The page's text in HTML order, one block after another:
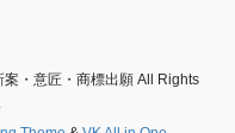
・意匠・商標出願 All Rights